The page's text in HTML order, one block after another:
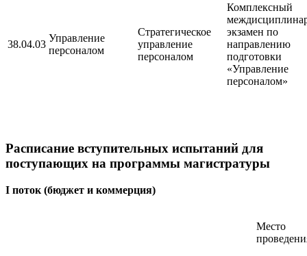
38.04.03
Управление
персоналом
Стратегическое
управление
персоналом
Комплексный
экзамен по
направлению
подготовки
«Управление
персоналом»
Расписание вступительных испытаний для
поступающих на программы магистратуры
I поток (бюджет и коммерция)
Место